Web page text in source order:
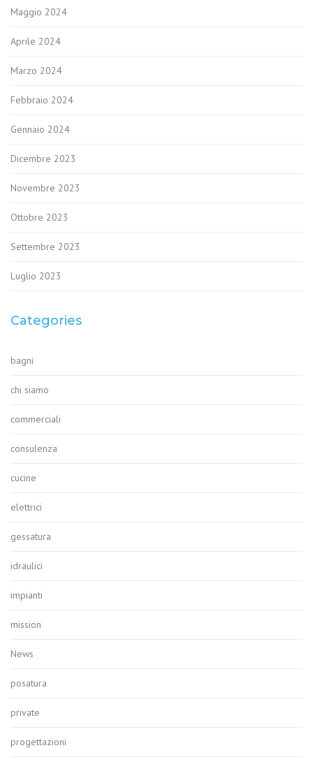
Maggio 2024
Aprile 2024
Marzo 2024
Febbraio 2024
Gennaio 2024
Dicembre 2023
Novembre 2023
Ottobre 2023
Settembre 2023
Luglio 2023
Categories
bagni
chi siamo
commerciali
consulenza
cucine
elettrici
gessatura
idraulici
impianti
mission
News
posatura
private
progettazioni